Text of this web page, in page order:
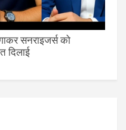
सनराइजर्स को
दिलाई